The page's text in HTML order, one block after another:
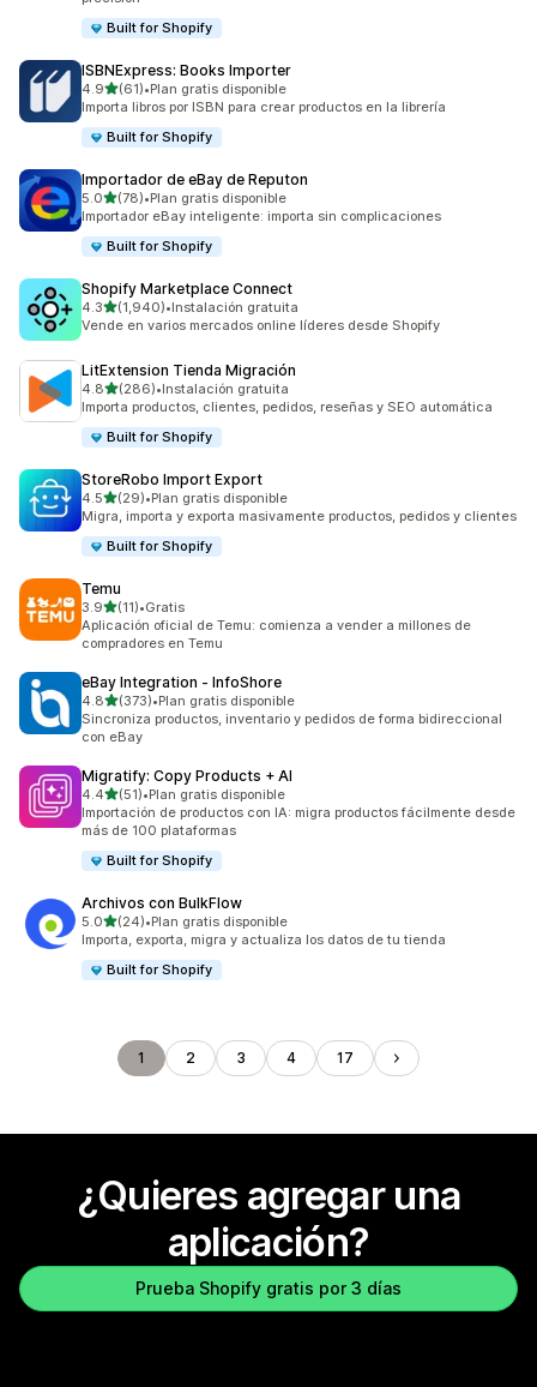
Built for Shopify
ISBNExpress: Books Importer
4.9de 5 estrellas
(61)
61 reseñas en total
•Plan gratis disponible
Importa libros por ISBN para crear productos en la librería
Built for Shopify
Importador de eBay de Reputon
5.0de 5 estrellas
(78)
78 reseñas en total
•Plan gratis disponible
Importador eBay inteligente: importa sin complicaciones
Built for Shopify
Shopify Marketplace Connect
4.3de 5 estrellas
(1,940)
1940 reseñas en total
•Instalación gratuita
Vende en varios mercados online líderes desde Shopify
LitExtension Tienda Migración
4.8de 5 estrellas
(286)
286 reseñas en total
•Instalación gratuita
Importa productos, clientes, pedidos, reseñas y SEO automática
Built for Shopify
StoreRobo Import Export
4.5de 5 estrellas
(29)
29 reseñas en total
•Plan gratis disponible
Migra, importa y exporta masivamente productos, pedidos y clientes
Built for Shopify
Temu
3.9de 5 estrellas
(11)
11 reseñas en total
•Gratis
Aplicación oficial de Temu: comienza a vender a millones de
compradores en Temu
eBay Integration ‑ InfoShore
4.8de 5 estrellas
(373)
373 reseñas en total
•Plan gratis disponible
Sincroniza productos, inventario y pedidos de forma bidireccional
con eBay
Migratify: Copy Products + AI
4.4de 5 estrellas
(51)
51 reseñas en total
•Plan gratis disponible
Importación de productos con IA: migra productos fácilmente desde
más de 100 plataformas
Built for Shopify
Archivos con BulkFlow
5.0de 5 estrellas
(24)
24 reseñas en total
•Plan gratis disponible
Importa, exporta, migra y actualiza los datos de tu tienda
Built for Shopify
1 2 3 4 17
¿Quieres agregar una
aplicación?
Prueba Shopify gratis por 3 días